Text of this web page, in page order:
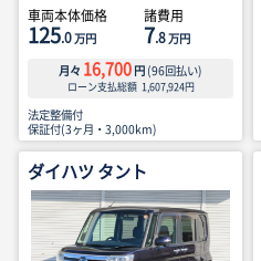
車両本体価格
125.0万円
諸費用
7.8万円
月々 16,700 円 (96回払い)
ローン支払総額 1,607,924円
法定整備付
保証付(3ヶ月・3,000km)
ダイハツ タント